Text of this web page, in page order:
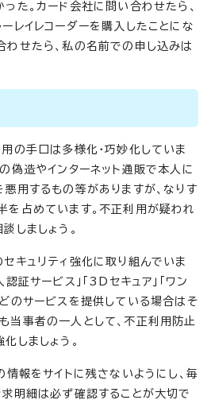
た。カード会社に問い合わせたら、
レイレコーダーを購入したことにな
わせたら、私の名前での申し込みは
の手口は多様化・巧妙化していま
偽造やインターネット通販で本人に
用するもの等がありますが、なりす
を占めています。不正利用が疑われ
しましょう。
キュリティ強化に取り組んでいま
認証サービス」「3Dセキュア」「ワン
のサービスを提供している場合はそ
当事者の一人として、不正利用防止
しましょう。
情報をサイトに残さないようにし、毎
求明細は必ず確認することが大切で